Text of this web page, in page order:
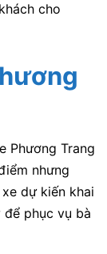
cho
Phương Trang
nhưng
dự kiến khai
phục vụ bà